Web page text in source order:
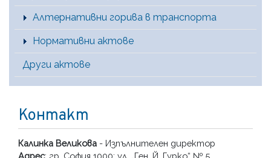
Алтернативни горива в транспорта
Нормативни актове
Други актове
Контакт
Калинка Великова - Изпълнителен директор
Адрес: гр. София 1000; ул. „Ген. Й. Гурко“ № 5